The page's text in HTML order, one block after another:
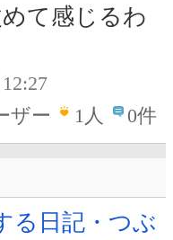
て感じるわ
ザー
1人 0件
る日記・つぶ